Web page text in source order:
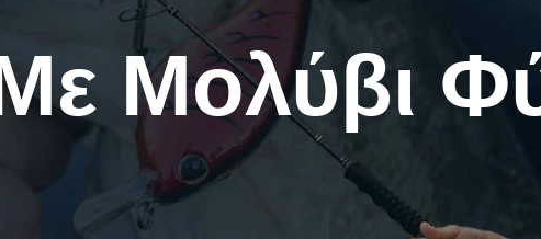
Τυμπάνου
Spinning - Τηλεσκοπικά
Spinning 2 τεμαχίων
Spinning 3 / 4 / 5 τεμαχίων
Spinning LRF
EGI - Για Καλαμάρια
Καθετή & Καλαμάρια (από
Βάρκα)
Surf Casting - Τηλεσκοπικά
Surf Casting - 3 Tεμαχίων
Ψάρεμα LRF
Καλάμια LRF
Πετονιές - Νήματα LRF
Ψάρεμα σε Ποτάμι
Μολύβι